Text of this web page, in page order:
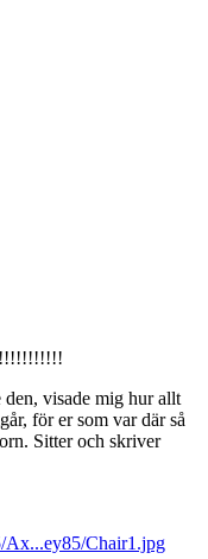
visade mig hur allt
för er som var där så
Sitter och skriver
Ax...ey85/Chair1.jpg